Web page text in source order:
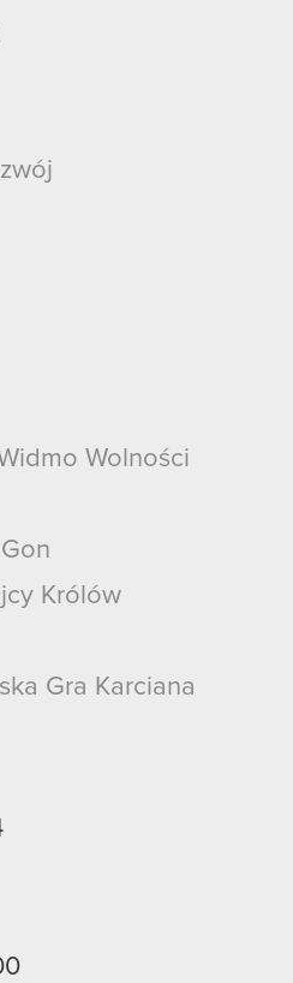
Wolności
Królów
Gra Karciana